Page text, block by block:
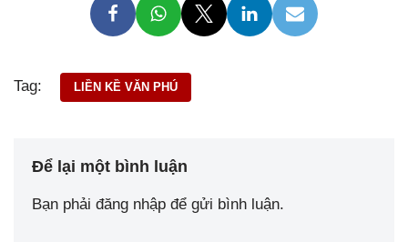
Tag: LIỀN KỀ VĂN PHÚ
Để lại một bình luận
Bạn phải đăng nhập để gửi bình luận.